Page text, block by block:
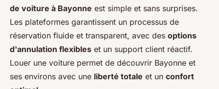
de voiture à Bayonne est simple et sans surprises.
Les plateformes garantissent un processus de
réservation fluide et transparent, avec des options
d'annulation flexibles et un support client réactif.
Louer une voiture permet de découvrir Bayonne et
ses environs avec une liberté totale et un confort